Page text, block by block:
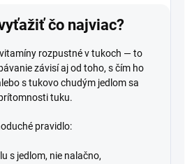
čo najviac?
rozpustné v tukoch — to
závisí aj od toho, s čím ho
s tukovo chudým jedlom sa
tuku.
pravidlo:
s jedlom, nie nalačno,